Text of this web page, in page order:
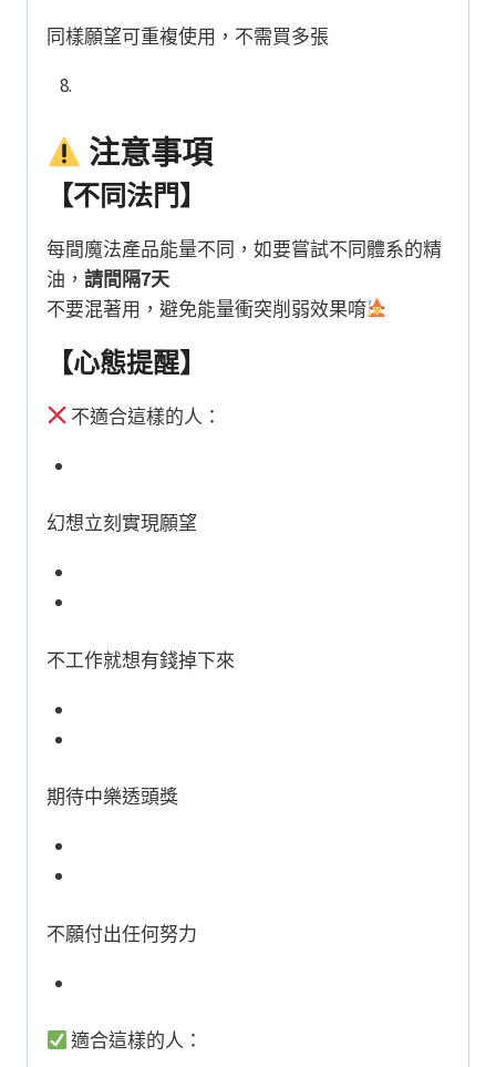
同樣願望可重複使用，不需買多張
注意事項
【不同法門】
每間魔法產品能量不同，如要嘗試不同體系的精
油， 請間隔7天
不要混著用，避免能量衝突削弱效果唷
【心態提醒】
不適合這樣的人：
幻想立刻實現願望
不工作就想有錢掉下來
期待中樂透頭獎
不願付出任何努力
適合這樣的人：